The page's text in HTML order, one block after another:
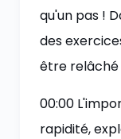
qu'un pas !
des
être relâché
00:00
rapidité,